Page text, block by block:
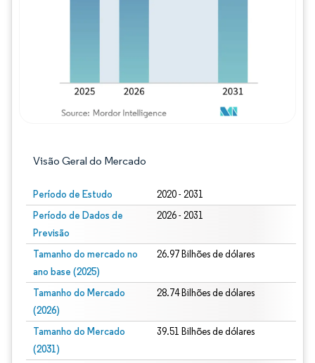
Visão Geral do Mercado
Período de Estudo 2020 - 2031
Período de Dados de
Previsão
2026 - 2031
Tamanho do mercado no
ano base (2025)
26.97 Bilhões de dólares
Tamanho do Mercado
(2026)
28.74 Bilhões de dólares
Tamanho do Mercado
(2031)
39.51 Bilhões de dólares